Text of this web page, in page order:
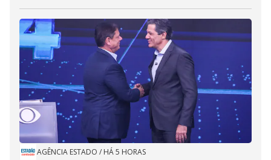
AGÊNCIA ESTADO / HÁ 5 HORAS